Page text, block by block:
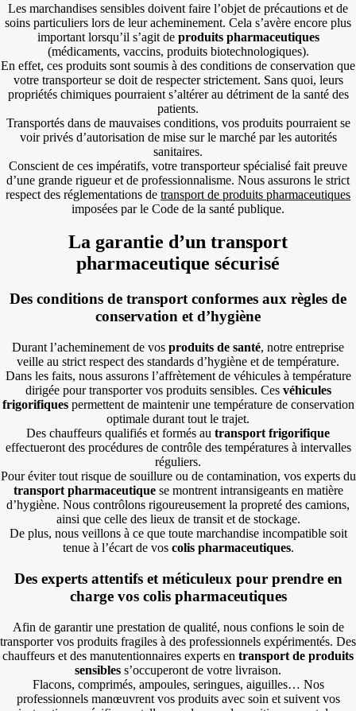
Les marchandises sensibles doivent faire l’objet de précautions et de
soins particuliers lors de leur acheminement. Cela s’avère encore plus
important lorsqu’il s’agit de produits pharmaceutiques
(médicaments, vaccins, produits biotechnologiques).
En effet, ces produits sont soumis à des conditions de conservation que
votre transporteur se doit de respecter strictement. Sans quoi, leurs
propriétés chimiques pourraient s’altérer au détriment de la santé des
patients.
Transportés dans de mauvaises conditions, vos produits pourraient se
voir privés d’autorisation de mise sur le marché par les autorités
sanitaires.
Conscient de ces impératifs, votre transporteur spécialisé fait preuve
d’une grande rigueur et de professionnalisme. Nous assurons le strict
respect des réglementations de transport de produits pharmaceutiques
imposées par le Code de la santé publique.
La garantie d’un transport
pharmaceutique sécurisé
Des conditions de transport conformes aux règles de
conservation et d’hygiène
Durant l’acheminement de vos produits de santé, notre entreprise
veille au strict respect des standards d’hygiène et de température.
Dans les faits, nous assurons l’affrètement de véhicules à température
dirigée pour transporter vos produits sensibles. Ces véhicules
frigorifiquespermettent de maintenir une température de conservation
optimale durant tout le trajet.
Des chauffeurs qualifiés et formés au transport frigorifique
effectueront des procédures de contrôle des températures à intervalles
réguliers.
Pour éviter tout risque de souillure ou de contamination, vos experts du
transport pharmaceutiquese montrent intransigeants en matière
d’hygiène. Nous contrôlons rigoureusement la propreté des camions,
ainsi que celle des lieux de transit et de stockage.
De plus, nous veillons à ce que toute marchandise incompatible soit
tenue à l’écart de vos colis pharmaceutiques.
Des experts attentifs et méticuleux pour prendre en
charge vos colis pharmaceutiques
Afin de garantir une prestation de qualité, nous confions le soin de
transporter vos produits fragiles à des professionnels expérimentés. Des
chauffeurs et des manutentionnaires experts en transport de produits
sensibles s’occuperont de votre livraison.
Flacons, comprimés, ampoules, seringues, aiguilles… Nos
professionnels manœuvrent vos produits avec soin et suivent vos